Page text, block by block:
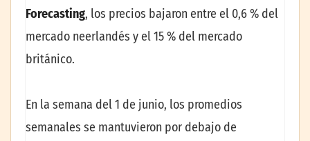
Forecasting, los precios bajaron entre el 0,6 % del
mercado neerlandés y el 15 % del mercado
británico.
En la semana del 1 de junio, los promedios
semanales se mantuvieron por debajo de